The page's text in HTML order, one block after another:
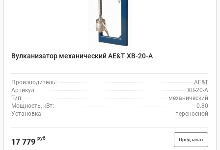
Вулканизатор механический AE&T XB-20-A
Производитель:
AE&T
Артикул:
XB-20-A
Тип:
механический
Мощность, кВт:
0.80
Установка:
переносной
17 779 руб Предзаказ